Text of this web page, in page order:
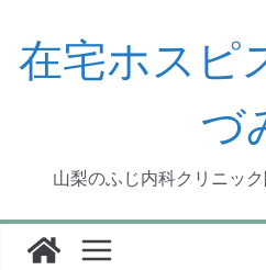
ッ
在宅ホスピ
づ
山梨のふじ内科クリニック